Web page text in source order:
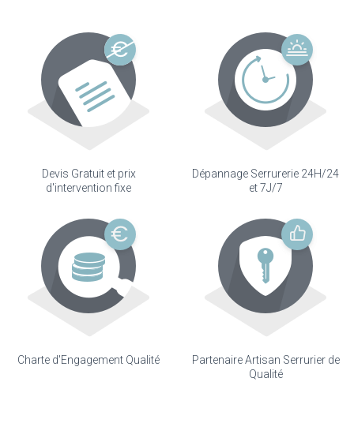
Devis Gratuit et prix
d'intervention fixe
Dépannage Serrurerie 24H/24
et 7J/7
Charte d'Engagement Qualité
Partenaire Artisan Serrurier de
Qualité